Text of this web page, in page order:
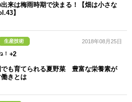
来は梅雨時期で決まる！【畑は小さな
】
生産技術
+2
2018年08月25日
でも育てられる夏野菜 豊富な栄養素が
きとは